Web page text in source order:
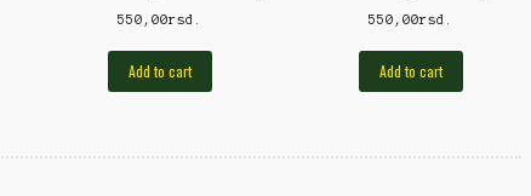
550,00rsd.
Add to cart
550,00rsd.
Add to cart